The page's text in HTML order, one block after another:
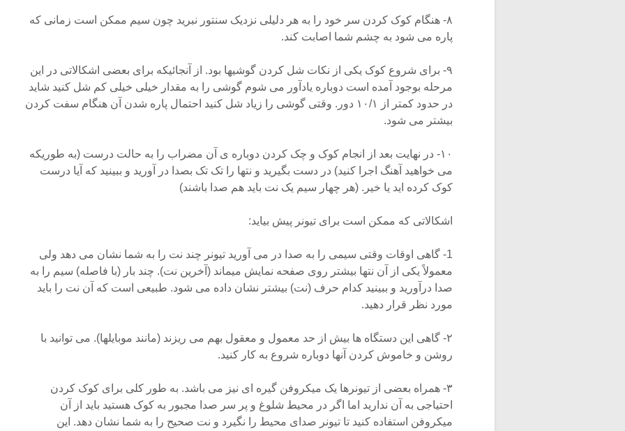
۸- هنگام کوک کردن سر خود را به هر دلیلی نزدیک سنتور نبرید چون سیم ممکن است زمانی که
پاره می شود به چشم شما اصابت کند.
۹- برای شروع کوک یکی از نکات شل کردن گوشیها بود. از آنجائیکه برای بعضی اشکالاتی در این
مرحله بوجود آمده است دوباره یادآور می شوم گوشی را به مقدار خیلی خیلی کم شل کنید شاید
در حدود کمتر از ۱۰/۱ دور. وقتی گوشی را زیاد شل کنید احتمال پاره شدن آن هنگام سفت کردن
بیشتر می شود.
۱۰- در نهایت بعد از انجام کوک و چک کردن دوباره ی آن مضراب را به حالت درست (به طوریکه
می خواهید آهنگ اجرا کنید) در دست بگیرید و نتها را تک تک بصدا در آورید و ببینید که آیا درست
کوک کرده اید یا خیر. (هر چهار سیم یک نت باید هم صدا باشند)
اشکالاتی که ممکن است برای تیونر پیش بیاید:
1- گاهی اوقات وقتی سیمی را به صدا در می آورید تیونر چند نت را به شما نشان می دهد ولی
معمولاً یکی از آن نتها بیشتر روی صفحه نمایش میماند (آخرین نت). چند بار (با فاصله) سیم را به
صدا درآورید و ببینید کدام حرف (نت) بیشتر نشان داده می شود. طبیعی است که آن نت را باید
مورد نظر قرار دهید.
۲- گاهی این دستگاه ها بیش از حد معمول و معقول بهم می ریزند (مانند موبایلها). می توانید با
روشن و خاموش کردن آنها دوباره شروع به کار کنید.
۳- همراه بعضی از تیونرها یک میکروفن گیره ای نیز می باشد. به طور کلی برای کوک کردن
احتیاجی به آن ندارید اما اگر در محیط شلوغ و پر سر صدا مجبور به کوک هستید باید از آن
میکروفن استفاده کنید تا تیونر صدای محیط را نگیرد و نت صحیح را به شما نشان دهد. این